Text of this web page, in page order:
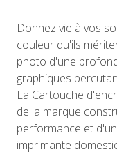
Donnez vie à vos
couleur qu'ils
photo d'une
graphiques
La Cartouche
de la marque
performance et
imprimante